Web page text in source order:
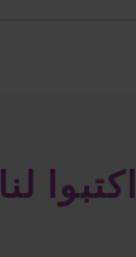
اكتبوا لنا